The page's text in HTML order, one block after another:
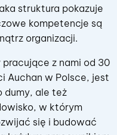
struktura pokazuje
kompetencje są
organizacji.
z nami od 30
Auchan w Polsce, jest
dumy, ale też
w którym
się i budować